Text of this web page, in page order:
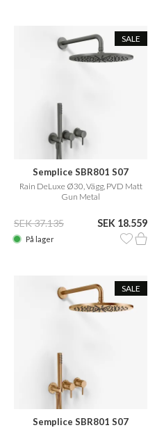
SALE
Semplice SBR801 S07
Rain DeLuxe Ø30, Vägg, PVD Matt
Gun Metal
SEK 37.135 SEK 18.559
På lager
SALE
Semplice SBR801 S07